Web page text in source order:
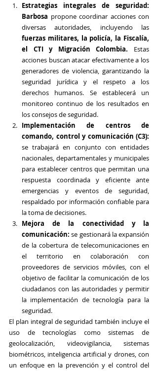
Estrategias integrales de seguridad:
Barbosa propone coordinar acciones con
fuerzas militares, la policía, la Fiscalía,
el CTI y Migración Colombia. Estas
acciones buscan atacar efectivamente a los
generadores de violencia, garantizando la
seguridad jurídica y el respeto a los
derechos humanos. Se establecerá un
monitoreo continuo de los resultados en
los consejos de seguridad.
Implementación de centros de
comando, control y comunicación (C3):
se trabajará en conjunto con entidades
nacionales, departamentales y municipales
para establecer centros que permitan una
respuesta coordinada y eficiente ante
emergencias y eventos de seguridad,
respaldado por información confiable para
la toma de decisiones.
Mejora de la conectividad y la
comunicación: se gestionará la expansión
de la cobertura de telecomunicaciones en
el territorio en colaboración con
proveedores de servicios móviles, con el
objetivo de facilitar la comunicación de los
ciudadanos con las autoridades y permitir
la implementación de tecnología para la
seguridad.
El plan integral de seguridad también incluye el
uso de tecnologías como sistemas de
geolocalización, videovigilancia, sistemas
biométricos, inteligencia artificial y drones, con
un enfoque en la prevención y el control del